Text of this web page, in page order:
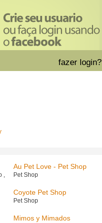
fazer login?
,
Au Pet Love - Pet Shop
Pet Shop
Coyote Pet Shop
Pet Shop
Mimos y Mimados